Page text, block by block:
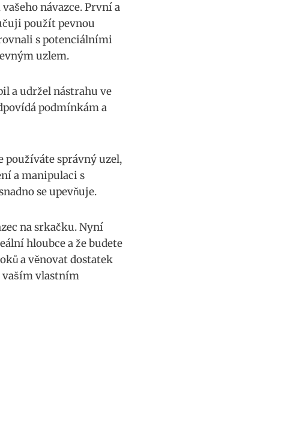
návazce. První a
použít ‌pevnou
s potenciálními
uzlem.
a⁢ udržel nástrahu ‍ve
podmínkám a
⁢používáte správný uzel,
‌a manipulaci s
se upevňuje.
na srkačku. Nyní
hloubce a že ⁣budete
a věnovat dostatek
vaším vlastním